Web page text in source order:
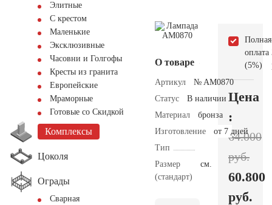
Элитные
С крестом
Маленькие
Эксклюзивные
Часовни и Голгофы
Кресты из гранита
Европейские
Мраморные
Готовые со Скидкой
Комплексы
Цоколя
Ограды
Сварная
О товаре
Артикул
№ AM0870
Статус
В наличии
Материал
бронза
Изготовление
от 7 дней
Тип
Размер
(стандарт)
см.
Полная
оплата
(5%)
Цена
:
64.000
руб.
60.800
руб.